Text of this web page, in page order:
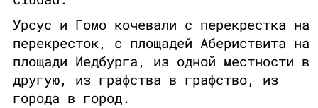
Урсус и Гомо кочевали с перекрестка на
перекресток, с площадей Абериствита на
площади Иедбурга, из одной местности в
другую, из графства в графство, из
города в город.